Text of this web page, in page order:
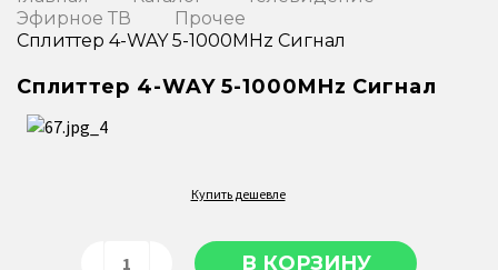
Эфирное ТВ
Прочее
Сплиттер 4-WAY 5-1000MHz Сигнал
Сплиттер 4-WAY 5-1000MHz Сигнал
Купить дешевле